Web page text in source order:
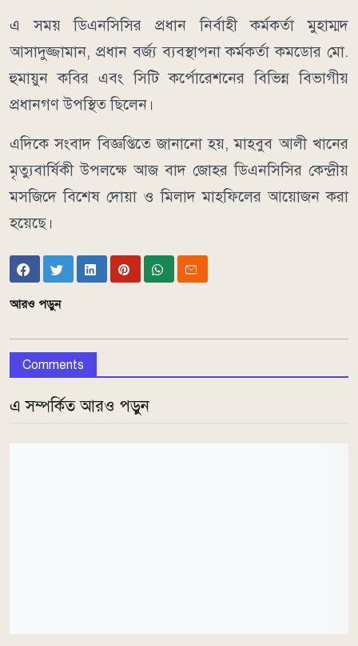
এ সময় ডিএনসিসির প্রধান নির্বাহী কর্মকর্তা মুহাম্মদ
আসাদুজ্জামান, প্রধান বর্জ্য ব্যবস্থাপনা কর্মকর্তা কমডোর মো.
হুমায়ুন কবির এবং সিটি কর্পোরেশনের বিভিন্ন বিভাগীয়
প্রধানগণ উপস্থিত ছিলেন।
এদিকে সংবাদ বিজ্ঞপ্তিতে জানানো হয়, মাহবুব আলী খানের
মৃত্যুবার্ষিকী উপলক্ষে আজ বাদ জোহর ডিএনসিসির কেন্দ্রীয়
মসজিদে বিশেষ দোয়া ও মিলাদ মাহফিলের আয়োজন করা
হয়েছে।
আরও পড়ুন
Comments
এ সম্পর্কিত আরও পড়ুন